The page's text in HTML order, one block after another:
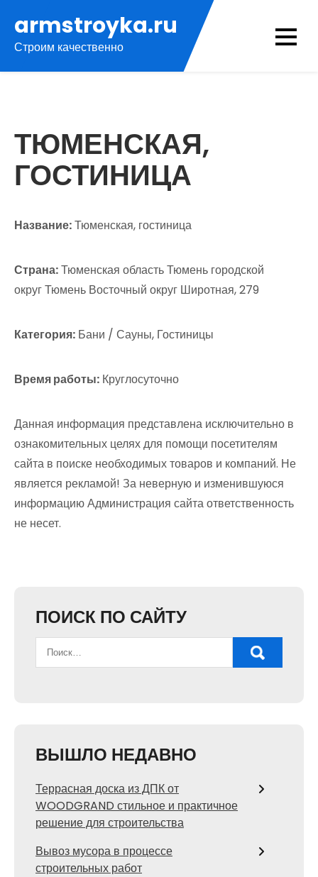
содержимому
armstroyka.ru
Строим качественно
ТЮМЕНСКАЯ,
ГОСТИНИЦА
Название:Тюменская, гостиница
Страна:Тюменская область Тюмень городской
округ Тюмень Восточный округ Широтная, 279
Категория: Бани / Сауны, Гостиницы
Время работы: Круглосуточно
Данная информация представлена исключительно в
ознакомительных целях для помощи посетителям
сайта в поиске необходимых товаров и компаний. Не
является рекламой! За неверную и изменившуюся
информацию Администрация сайта ответственность
не несет.
ПОИСК ПО САЙТУ
ВЫШЛО НЕДАВНО
Террасная доска из ДПК от
WOODGRAND стильное и практичное
решение для строительства
Вывоз мусора в процессе
строительных работ